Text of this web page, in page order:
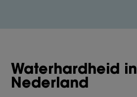
Waterhardheid in
Nederland